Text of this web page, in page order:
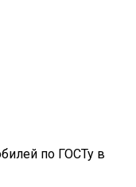
по ГОСТу в